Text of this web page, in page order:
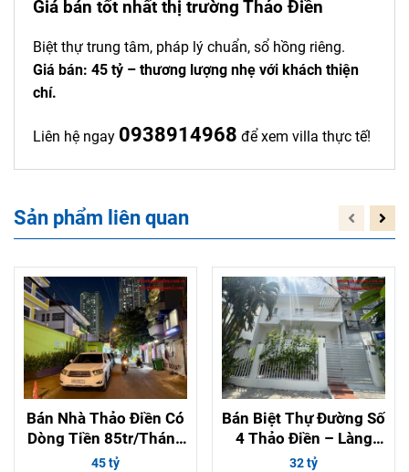
Giá bán tốt nhất thị trường Thảo Điền
Biệt thự trung tâm, pháp lý chuẩn, sổ hồng riêng.
Giá bán: 45 tỷ – thương lượng nhẹ với khách thiện
chí.
Liên hệ ngay 0938914968 để xem villa thực tế!
Sản phẩm liên quan
Bán Nhà Thảo Điền Có
Dòng Tiền 85tr/Tháng
– Hợp Đồng 5 Năm, Có
45 tỷ
Bán Biệt Thự Đường Số
4 Thảo Điền – Làng
Báo Chí, Có Sẵn Dòng
32 tỷ